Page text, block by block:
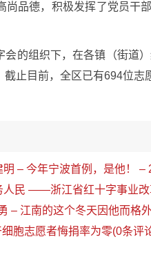
尚品德，积极发挥了党员干
会的组织下，在各镇（街道
止目前，全区已有694位志
明 – 今年宁波首例，是他！
人民 ——浙江省红十字事业
– 江南的这个冬天因他而格
胞志愿者悔捐率为零(0条评